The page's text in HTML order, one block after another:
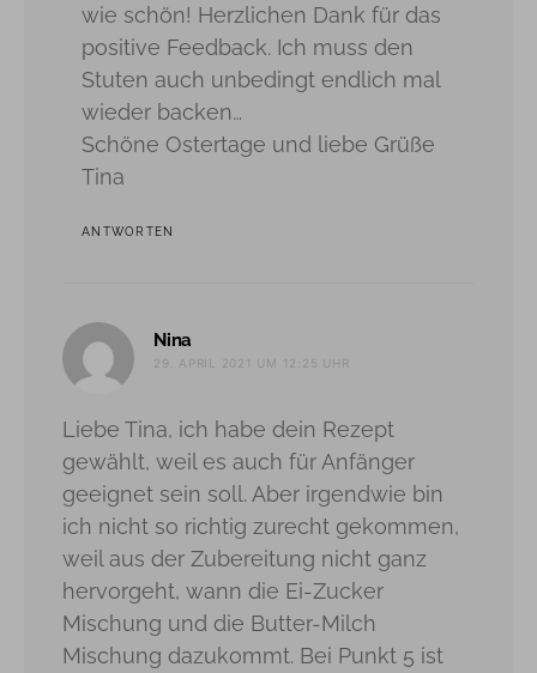
wie schön! Herzlichen Dank für das
positive Feedback. Ich muss den
Stuten auch unbedingt endlich mal
wieder backen…
Schöne Ostertage und liebe Grüße
Tina
ANTWORTEN
Nina
29. APRIL 2021 UM 12:25 UHR
Liebe Tina, ich habe dein Rezept
gewählt, weil es auch für Anfänger
geeignet sein soll. Aber irgendwie bin
ich nicht so richtig zurecht gekommen,
weil aus der Zubereitung nicht ganz
hervorgeht, wann die Ei-Zucker
Mischung und die Butter-Milch
Mischung dazukommt. Bei Punkt 5 ist